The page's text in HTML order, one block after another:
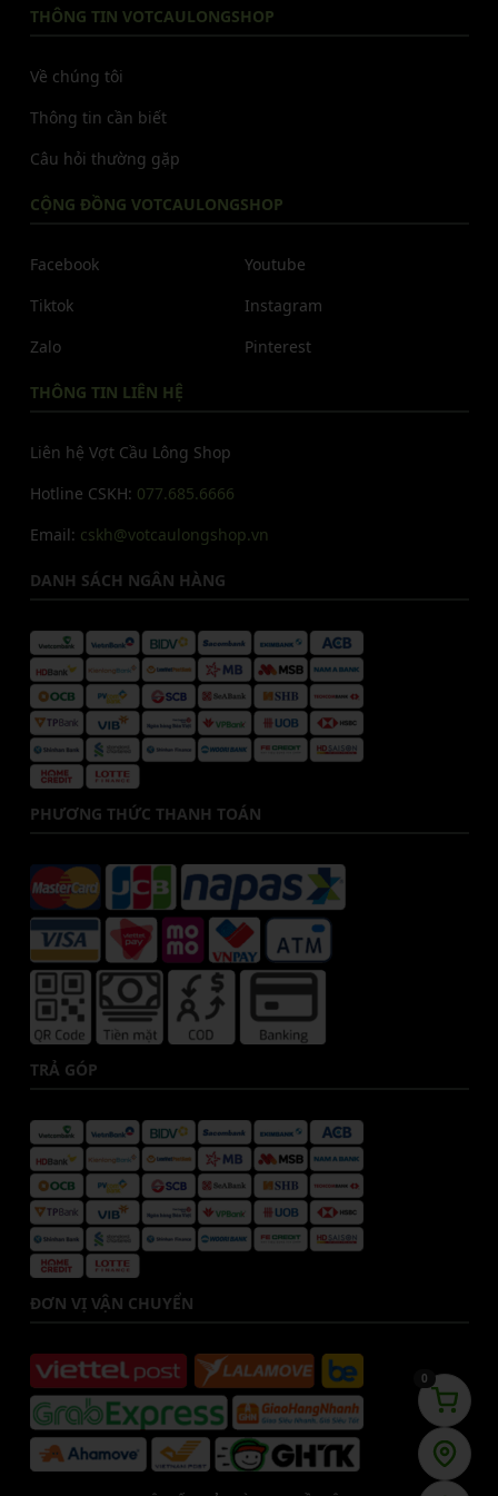
THÔNG TIN VOTCAULONGSHOP
Về chúng tôi
Thông tin cần biết
Câu hỏi thường gặp
CỘNG ĐỒNG VOTCAULONGSHOP
Facebook
Tiktok
Zalo
Youtube
Instagram
Pinterest
THÔNG TIN LIÊN HỆ
Liên hệ Vợt Cầu Lông Shop
Hotline CSKH: 077.685.6666
Email: cskh@votcaulongshop.vn
DANH SÁCH NGÂN HÀNG
PHƯƠNG THỨC THANH TOÁN
TRẢ GÓP
ĐƠN VỊ VẬN CHUYỂN
0